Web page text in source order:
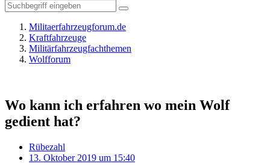
Militaerfahrzeugforum.de
Kraftfahrzeuge
Militärfahrzeugfachthemen
Wolfforum
Wo kann ich erfahren wo mein Wolf
gedient hat?
Rübezahl
13. Oktober 2019 um 15:40